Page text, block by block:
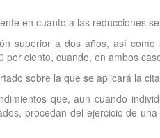
en cuanto a las reducciones
superior a dos años, así
ciento, cuando, en ambos
sobre la que se aplicará la
que, aun cuando
procedan del ejercicio de